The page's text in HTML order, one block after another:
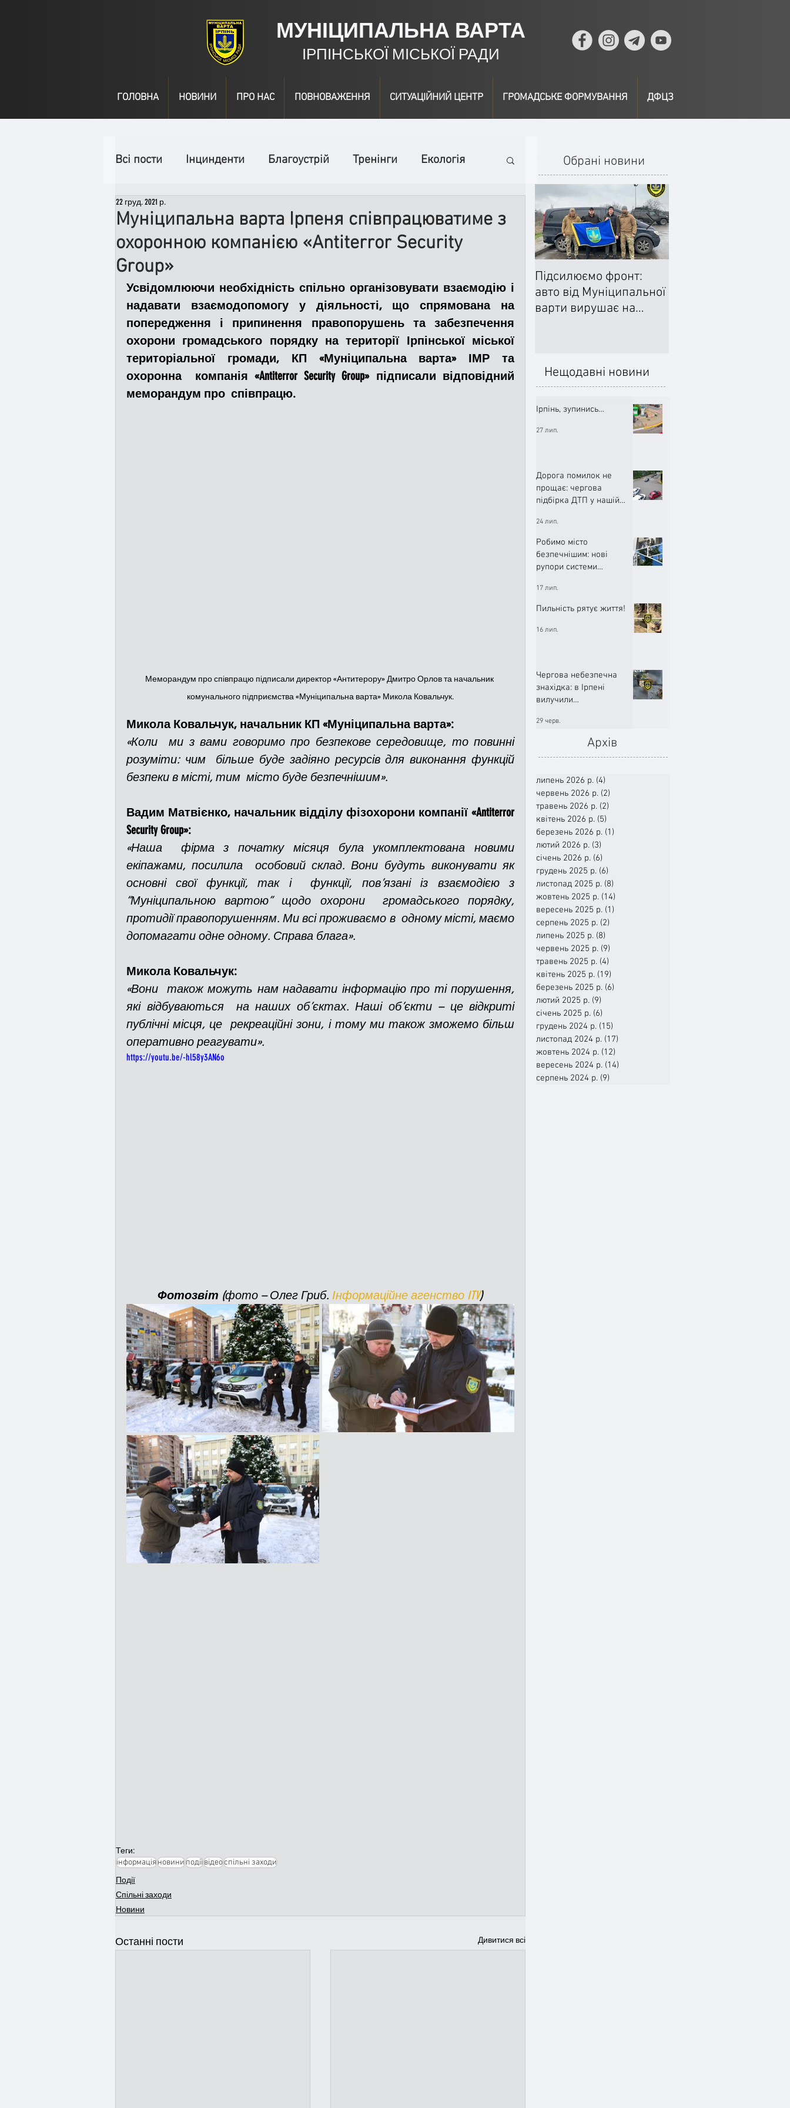
МУНІЦИПАЛЬНА ВАРТА
ІРПІНСЬКОЇ МІСЬКОЇ РАДИ
ГОЛОВНА НОВИНИ ПРО НАС ПОВНОВАЖЕННЯ СИТУАЦІЙНИЙ ЦЕНТР ГРОМАДСЬКЕ ФОРМУВАННЯ ДФЦЗ
Всі пости Інцинденти Благоустрій Тренінги Екологія
День народження
Спільні заходи Коронавірус
Медицина Новини ДТП Рятувальники Паркування
Адмінпротокол Свята Поліція Ситуаційний центр
Війна Розмінування Добровільна пожежна дружина
Муніципальна варта Ірпеня співпрацюватиме з
охоронною компанією «Antiterror Security
Group»
22 груд. 2021 р.
Усвідомлюючи необхідність спільно організовувати взаємодію і
надавати взаємодопомогу у діяльності, що спрямована на
попередження і припинення правопорушень та забезпечення
охорони громадського порядку на території Ірпінської міської
територіальної громади, КП «Муніципальна варта» ІМР та
охоронна  компанія «Antiterror Security Group» підписали відповідний
меморандум про  співпрацю.
Меморандум про співпрацю підписали директор «Антитерору» Дмитро Орлов та начальник
комунального підприємства «Муніципальна варта» Микола Ковальчук.
Микола Ковальчук, начальник КП «Муніципальна варта»:
«Коли  ми з вами говоримо про безпекове середовище, то повинні
розуміти: чим  більше буде задіяно ресурсів для виконання функцій
безпеки в місті, тим  місто буде безпечнішим».
Вадим Матвієнко, начальник відділу фізохорони компанії «Antiterror
Security Group»:
«Наша  фірма з початку місяця була укомплектована новими
екіпажами, посилила  особовий склад. Вони будуть виконувати як
основні свої функції, так і  функції, пов’язані із взаємодією з
“Муніципальною вартою” щодо охорони  громадського порядку,
протидії правопорушенням. Ми всі проживаємо в  одному місті, маємо
допомагати одне одному. Справа блага».
Микола Ковальчук:
«Вони  також можуть нам надавати інформацію про ті порушення,
які відбуваються  на наших об’єктах. Наші об’єкти – це відкриті
публічні місця, це  рекреаційні зони, і тому ми також зможемо більш
оперативно реагувати».
https://youtu.be/-hl58y3AN6o
Фотозвіт (фото – Олег Гриб. Інформаційне агенство ITV)
Теги:
інформаціяновиниподіївідеоспільні заходи
Події
Спільні заходи
Новини
Останні пости Дивитися всі
Обрані новини
Підсилюємо фронт:
авто від Муніципальної
варти вирушає на
Нещодавні новини
Ірпінь, зупинись…
27 лип.
Дорога помилок не
прощає: чергова
підбірка ДТП у нашій
24 лип.
Робимо місто
безпечнішим: нові
рупори системи
працюють!
17 лип.
Пильність рятує життя!
16 лип.
Чергова небезпечна
знахідка: в Ірпені
вилучили
29 черв.
Архів
липень 2026 р. (4)
червень 2026 р. (2)
травень 2026 р. (2)
квітень 2026 р. (5)
березень 2026 р. (1)
лютий 2026 р. (3)
січень 2026 р. (6)
грудень 2025 р. (6)
листопад 2025 р. (8)
жовтень 2025 р. (14)
вересень 2025 р. (1)
серпень 2025 р. (2)
липень 2025 р. (8)
червень 2025 р. (9)
травень 2025 р. (4)
квітень 2025 р. (19)
березень 2025 р. (6)
лютий 2025 р. (9)
січень 2025 р. (6)
грудень 2024 р. (15)
листопад 2024 р. (17)
жовтень 2024 р. (12)
вересень 2024 р. (14)
серпень 2024 р. (9)